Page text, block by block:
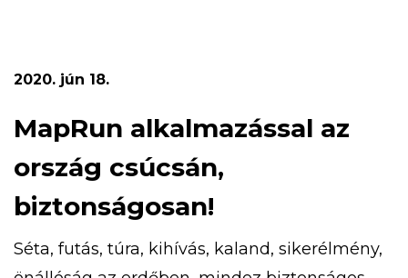
számháborúzhatsz, libegőzhetsz,
strandolhatsz! Az 5 napos tábor időpontja […]
2020. jún 18.
MapRun alkalmazással az
ország csúcsán,
biztonságosan!
Séta, futás, túra, kihívás, kaland, sikerélmény,